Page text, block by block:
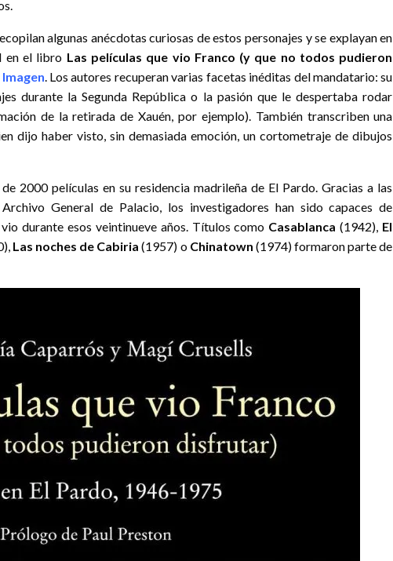
algunas anécdotas curiosas de estos personajes y se explayan en
en el libro Las películas que vio Franco (y que no todos pudieron
. Los autores recuperan varias facetas inéditas del mandatario: su
durante la Segunda República o la pasión que le despertaba rodar
de la retirada de Xauén, por ejemplo). También transcriben una
dijo haber visto, sin demasiada emoción, un cortometraje de dibujos
2000 películas en su residencia madrileña de El Pardo. Gracias a las
General de Palacio, los investigadores han sido capaces de
durante esos veintinueve años. Títulos como Casablanca (1942), El
Las noches de Cabiria (1957) o Chinatown (1974) formaron parte de